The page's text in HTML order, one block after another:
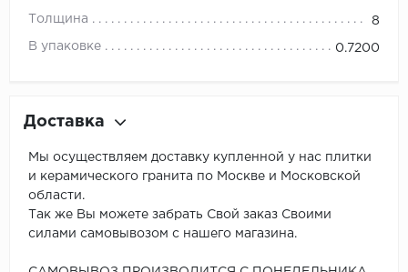
Толщина 8
В упаковке 0.7200
Доставка
Мы осуществляем доставку купленной у нас плитки
и керамического гранита по Москве и Московской
области.
Так же Вы можете забрать Свой заказ Своими
силами самовывозом с нашего магазина.